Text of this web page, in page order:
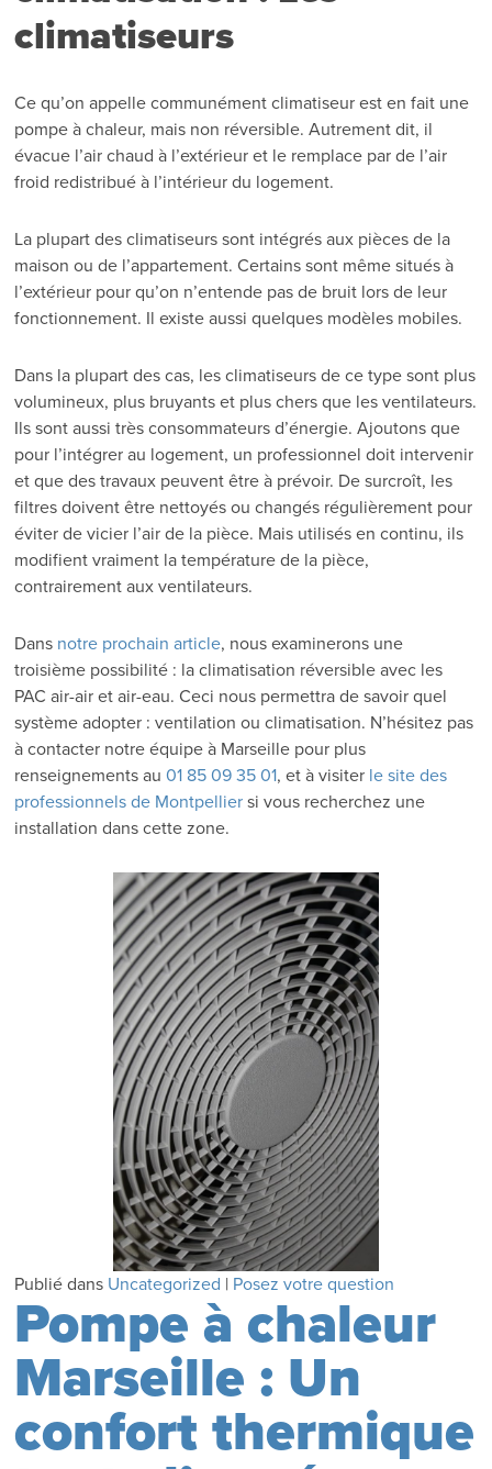
climatiseurs
Ce qu’on appelle communément climatiseur est en fait une
pompe à chaleur, mais non réversible. Autrement dit, il
évacue l’air chaud à l’extérieur et le remplace par de l’air
froid redistribué à l’intérieur du logement.
La plupart des climatiseurs sont intégrés aux pièces de la
maison ou de l’appartement. Certains sont même situés à
l’extérieur pour qu’on n’entende pas de bruit lors de leur
fonctionnement. Il existe aussi quelques modèles mobiles.
Dans la plupart des cas, les climatiseurs de ce type sont plus
volumineux, plus bruyants et plus chers que les ventilateurs.
Ils sont aussi très consommateurs d’énergie. Ajoutons que
pour l’intégrer au logement, un professionnel doit intervenir
et que des travaux peuvent être à prévoir. De surcroît, les
filtres doivent être nettoyés ou changés régulièrement pour
éviter de vicier l’air de la pièce. Mais utilisés en continu, ils
modifient vraiment la température de la pièce,
contrairement aux ventilateurs.
Dans notre prochain article, nous examinerons une
troisième possibilité : la climatisation réversible avec les
PAC air-air et air-eau. Ceci nous permettra de savoir quel
système adopter : ventilation ou climatisation. N’hésitez pas
à contacter notre équipe à Marseille pour plus
renseignements au01 85 09 35 01, et à visiter le site des
professionnels de Montpellier si vous recherchez une
installation dans cette zone.
Publié dans Uncategorized | Posez votre question
Pompe à chaleur
Marseille : Un
confort thermique